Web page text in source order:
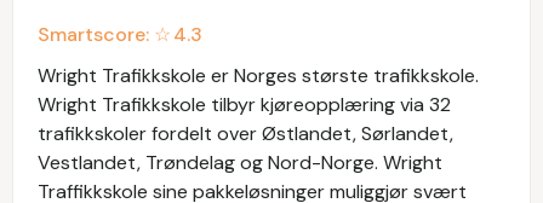
Smartscore: ☆4.3
Wright Trafikkskole er Norges største trafikkskole.
Wright Trafikkskole tilbyr kjøreopplæring via 32
trafikkskoler fordelt over Østlandet, Sørlandet,
Vestlandet, Trøndelag og Nord-Norge. Wright
Traffikkskole sine pakkeløsninger muliggjør svært